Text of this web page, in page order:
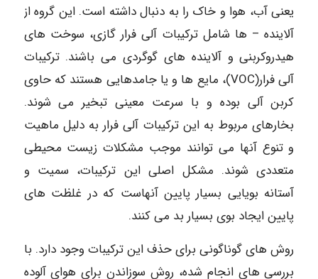
یعنی آب، هوا و خاک را به دنبال داشته است. این گروه از
آلاینده – ها شامل ترکیبات آلی فرار گازی، سوخت های
هیدروکربنی و آلاینده های گوگردی می باشند. ترکیبات
آلی فرار(VOC)، مایع ها و یا جامدهایی هستند که حاوی
کربن آلی بوده و با سرعت معینی تبخیر می شوند.
بخارهای مربوط به این ترکیبات آلی فرار به دلیل ماهیت
و تنوع آنها می توانند موجب مشکلات زیست محیطی
متعددی شوند. مشکل اصلی این ترکیبات، سمیت و
آستانه بویایی بسیار پایین آنهاست که در غلظت های
پایین ایجاد بوی بسیار بد می کنند.
روش های گوناگونی برای حذف این ترکیبات وجود دارد. با
بررسی های انجام شده، روش سوزاندن برای هوای آلوده